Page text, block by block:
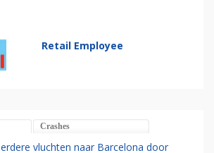
Retail Employee
Crashes
vluchten naar Barcelona door